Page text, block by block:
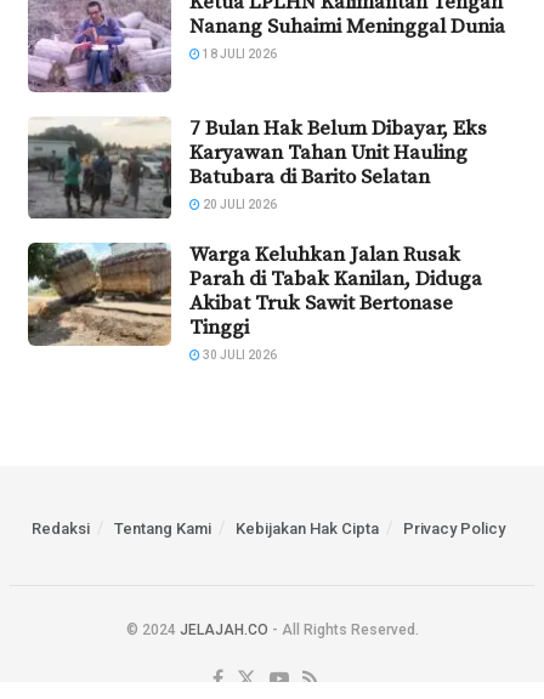
Nanang Suhaimi Meninggal Dunia
18 JULI 2026
7 Bulan Hak Belum Dibayar, Eks
Karyawan Tahan Unit Hauling
Batubara di Barito Selatan
20 JULI 2026
Warga Keluhkan Jalan Rusak
Parah di Tabak Kanilan, Diduga
Akibat Truk Sawit Bertonase
Tinggi
30 JULI 2026
Redaksi Tentang Kami Kebijakan Hak Cipta Privacy Policy
© 2024 JELAJAH.CO - All Rights Reserved.